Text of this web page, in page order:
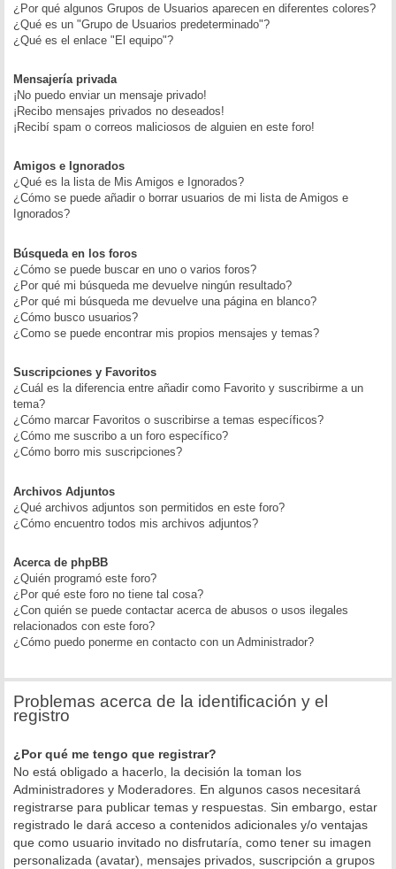
¿Por qué algunos Grupos de Usuarios aparecen en diferentes colores?
¿Qué es un "Grupo de Usuarios predeterminado"?
¿Qué es el enlace "El equipo"?
Mensajería privada
¡No puedo enviar un mensaje privado!
¡Recibo mensajes privados no deseados!
¡Recibí spam o correos maliciosos de alguien en este foro!
Amigos e Ignorados
¿Qué es la lista de Mis Amigos e Ignorados?
¿Cómo se puede añadir o borrar usuarios de mi lista de Amigos e
Ignorados?
Búsqueda en los foros
¿Cómo se puede buscar en uno o varios foros?
¿Por qué mi búsqueda me devuelve ningún resultado?
¿Por qué mi búsqueda me devuelve una página en blanco?
¿Cómo busco usuarios?
¿Como se puede encontrar mis propios mensajes y temas?
Suscripciones y Favoritos
¿Cuál es la diferencia entre añadir como Favorito y suscribirme a un
tema?
¿Cómo marcar Favoritos o suscribirse a temas específicos?
¿Cómo me suscribo a un foro específico?
¿Cómo borro mis suscripciones?
Archivos Adjuntos
¿Qué archivos adjuntos son permitidos en este foro?
¿Cómo encuentro todos mis archivos adjuntos?
Acerca de phpBB
¿Quién programó este foro?
¿Por qué este foro no tiene tal cosa?
¿Con quién se puede contactar acerca de abusos o usos ilegales
relacionados con este foro?
¿Cómo puedo ponerme en contacto con un Administrador?
Problemas acerca de la identificación y el
registro
¿Por qué me tengo que registrar?
No está obligado a hacerlo, la decisión la toman los
Administradores y Moderadores. En algunos casos necesitará
registrarse para publicar temas y respuestas. Sin embargo, estar
registrado le dará acceso a contenidos adicionales y/o ventajas
que como usuario invitado no disfrutaría, como tener su imagen
personalizada (avatar), mensajes privados, suscripción a grupos